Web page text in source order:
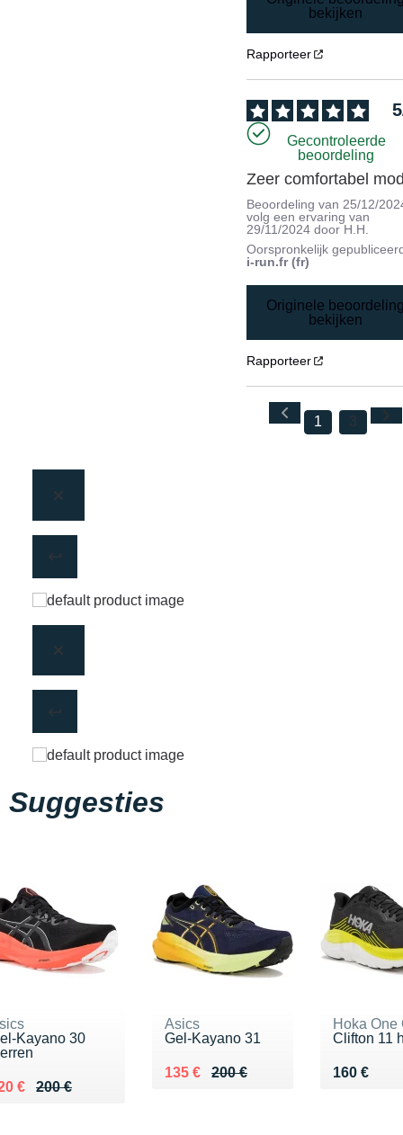
bekijken
Rapporteer
5
Gecontroleerde
beoordeling
Zeer comfortabel
Beoordeling van25/12/
volg een ervaring van
29/11/2024 door H.H.
Oorspronkelijk
i-run.fr (fr)
Originele
bekijken
Rapporteer
1 3
Suggesties
Kayano 30
200 €
lieu de 200 €
€ 120 €
Asics
Gel-Kayano 31
200 €
Au lieu de 200 €
135 €
Vendu 135 €
Hoka One
Clifton 11
160 €
Vendu